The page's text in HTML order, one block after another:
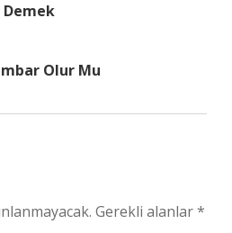
Olur Mu
Gerekli alanlar*